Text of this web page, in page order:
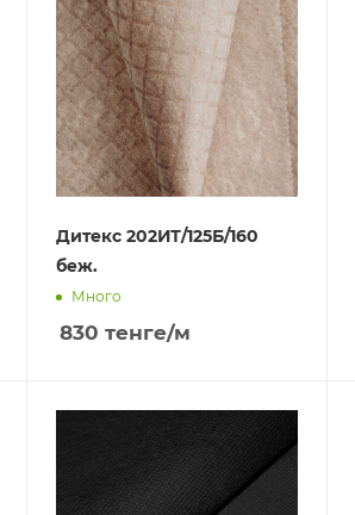
Дитекс 202ИТ/125Б/160
беж.
Много
830 тенге/м